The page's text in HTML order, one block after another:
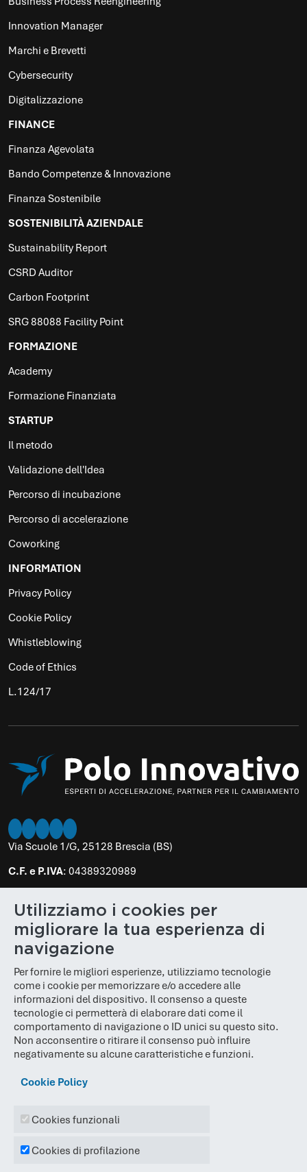
Innovation Manager
Marchi e Brevetti
Cybersecurity
Digitalizzazione
FINANCE
Finanza Agevolata
Bando Competenze & Innovazione
Finanza Sostenibile
SOSTENIBILITÀ AZIENDALE
Sustainability Report
CSRD Auditor
Carbon Footprint
SRG 88088 Facility Point
FORMAZIONE
Academy
Formazione Finanziata
STARTUP
Il metodo
Validazione dell'Idea
Percorso di incubazione
Percorso di accelerazione
Coworking
INFORMATION
Privacy Policy
Cookie Policy
Whistleblowing
Code of Ethics
L.124/17
Instagram
LinkedIn
Facebook
TwitterYoutube
Via Scuole 1/G, 25128 Brescia (BS)
C.F. e P.IVA: 04389320989
N. REA : BS 610848
Cap. Soc.: € 100.000,00
Sito Web e SEO creati da:
Utilizziamo i cookies per
migliorare la tua esperienza di
navigazione
Per fornire le migliori esperienze, utilizziamo tecnologie
come i cookie per memorizzare e/o accedere alle
informazioni del dispositivo. Il consenso a queste
tecnologie ci permetterà di elaborare dati come il
comportamento di navigazione o ID unici su questo sito.
Non acconsentire o ritirare il consenso può influire
negativamente su alcune caratteristiche e funzioni.
Cookie Policy
Cookies funzionali
Cookies di profilazione